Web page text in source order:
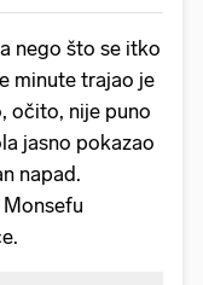
nego što se itko
minute trajao je
očito, nije puno
jasno pokazao
napad.